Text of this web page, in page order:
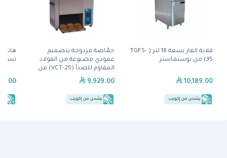
قلاية الغاز بسعة 18 لتر ( TGFS-
35) من توستماستر
10,189.00
يشحن من إكويب
حمّاصة مزدوجة بتصميم
عمودي مصنوعة من الفولاذ
المقاوم للصدأ (VCT-25) من
آنتونز
9,929.00
يشحن من إكويب